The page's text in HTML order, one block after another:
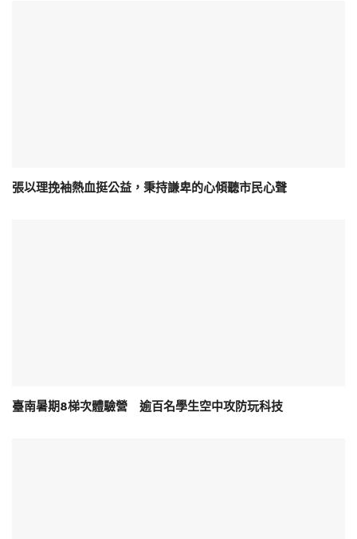
張以理挽袖熱血挺公益，秉持謙卑的心傾聽市民心聲
臺南暑期8梯次體驗營 逾百名學生空中攻防玩科技